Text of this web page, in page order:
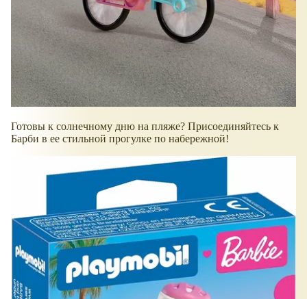
Готовы к солнечному дню на пляже? Присоединяйтесь к
Барби в ее стильной прогулке по набережной!